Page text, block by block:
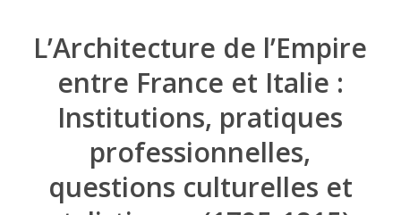
L’Architecture de l’Empire
entre France et Italie :
Institutions, pratiques
professionnelles,
questions culturelles et